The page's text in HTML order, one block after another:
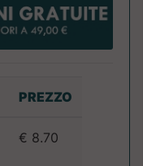
PREZZO
€ 8.70